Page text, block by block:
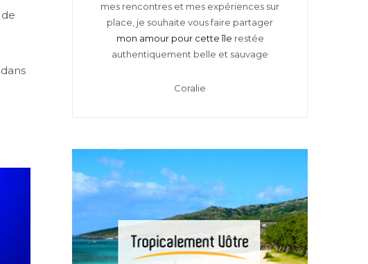
mes rencontres et mes expériences sur
place, je souhaite vous faire partager
mon amour pour cette île restée
authentiquement belle et sauvage
Coralie